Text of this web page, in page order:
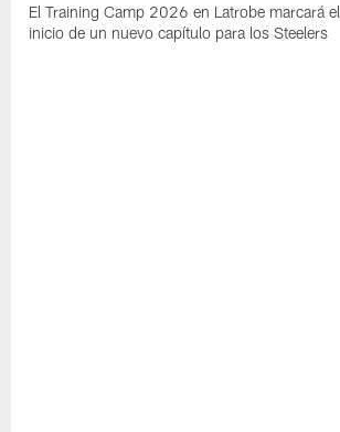
El Training Camp 2026 en Latrobe marcará el
inicio de un nuevo capítulo para los Steelers